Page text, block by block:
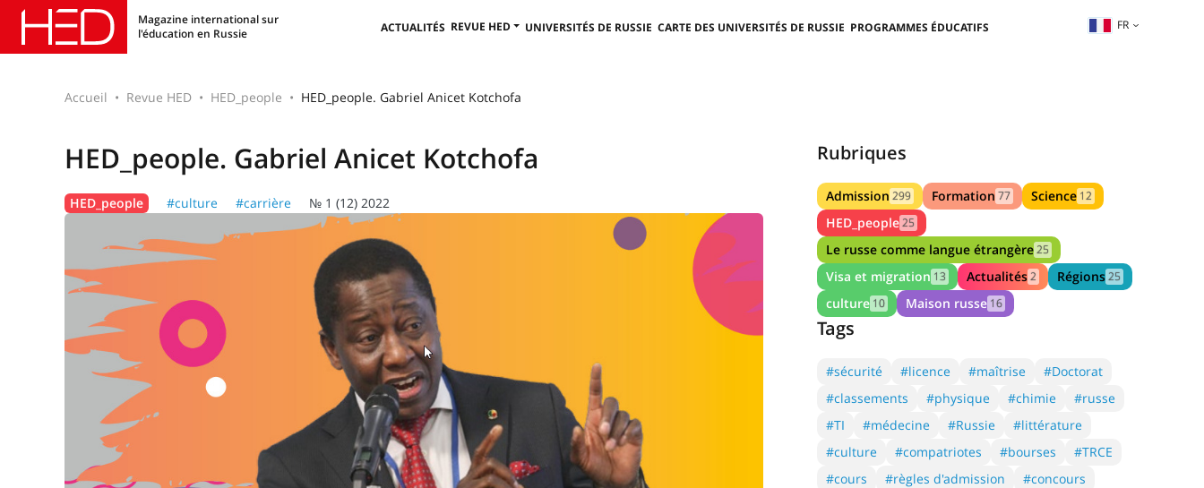
Magazine international sur
l'éducation en Russie
ACTUALITÉS REVUE HED UNIVERSITÉS DE RUSSIE CARTE DES UNIVERSITÉS DE RUSSIE PROGRAMMES ÉDUCATIFS FR
Accueil Revue HED HED_people HED_people. Gabriel Anicet Kotchofa
HED_people. Gabriel Anicet Kotchofa
HED_people #culture #carrière № 1 (12) 2022
Rubriques
Admission 299 Formation 77 Science 12
HED_people25
Le russe comme langue étrangère25
Visa et migration 13 Actualités2 Régions25
culture 10 Maison russe 16
Tags
#sécurité #licence #maîtrise
#Doctorat
#classements
#physique #chimie
#russe
#TI
#médecine #Russie
#littérature
#culture
#compatriotes #bourses
#TRCE
#cours
#règles d'admission
#concours